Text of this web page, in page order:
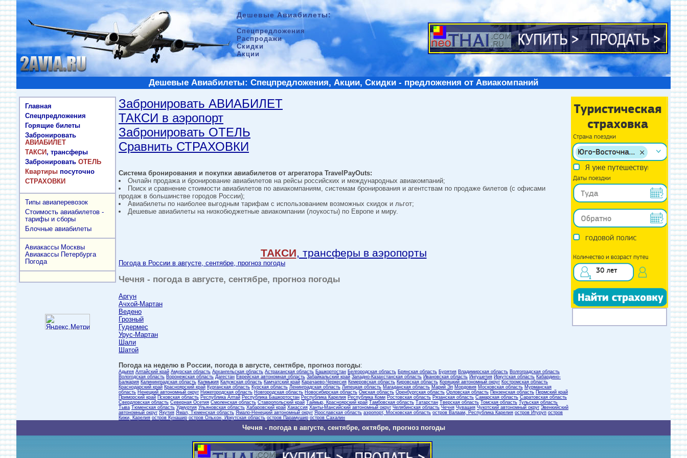
Дешевые Авиабилеты:
Спецпредложения
Распродажи
Скидки
Акции
Дешевые Авиабилеты: Спецпредложения, Акции, Скидки - предложения от Авиакомпаний
Главная
Спецпредложения
Горящие билеты
Забронировать
АВИАБИЛЕТ
ТАКСИ, трансферы
Забронировать ОТЕЛЬ
Квартиры посуточно
СТРАХОВКИ
Типы авиаперевозок
Стоимость авиабилетов -
тарифы и сборы
Блочные авиабилеты
Авиакассы Москвы
Авиакассы Петербурга
Погода
Забронировать АВИАБИЛЕТ
ТАКСИ в аэропорт
Забронировать ОТЕЛЬ
Сравнить СТРАХОВКИ
Система бронирования и покупки авиабилетов от агрегатора TravelPayOuts:
Онлайн продажа и бронирование авиабилетов на рейсы российских и международных авиакомпаний;
Поиск и сравнение стоимости авиабилетов по авиакомпаниям, системам бронирования и агентствам по продаже билетов (с офисами
продаж в большинстве городов России);
Авиабилеты по наиболее выгодным тарифам с использованием возможных скидок и льгот;
Дешевые авиабилеты на низкобюджетные авиакомпании (лоукосты) по Европе и миру.
ТАКСИ, трансферы в аэропорты
Погода в России в августе, сентябре, прогноз погоды
Чечня - погода в августе, сентябре, прогноз погоды
Аргун
Ачхой-Мартан
Ведено
Грозный
Гудермес
Урус-Мартан
Шали
Шатой
Погода на неделю в России, погода в августе, сентябре, прогноз погоды:
Адыгея Алтайский край Амурская область Архангельская область Астраханская область Башкортостан Белгородская область Брянская область Бурятия Владимирская область Волгоградская область
Вологодская область Воронежская область Дагестан Еврейская автономная область Забайкальский край Западно-Казахстанская область Ивановская область Ингушетия Иркутская область Кабардино-
Балкария Калининградская область Калмыкия Калужская область Камчатский край Карачаево-Черкесия Кемеровская область Кировская область Коряцкий автономный округ Костромская область
Краснодарский край Красноярский край Курганская область Курская область Ленинградская область Липецкая область Магаданская область Марий Эл Мордовия Московская область Мурманская
область Ненецкий автономный округ Нижегородская область Новгородская область Новосибирская область Омская область Оренбургская область Орловская область Пензенская область Пермский край
Приморский край Псковская область Республика Алтай Республика Башкортостан Республика Карелия Республика Коми Ростовская область Рязанская область Самарская область Саратовская область
Свердловская область Северная Осетия Смоленская область Ставропольский край Таймыр, Красноярский край Тамбовская область Татарстан Тверская область Томская область Тульская область
Тыва Тюменская область Удмуртия Ульяновская область Хабаровский край Хакассия Ханты-Мансийский автономный округ Челябинская область Чечня Чувашия Чукотский автономный округ Эвенкийский
автономный округ Якутия Ямал, Тюменская область Ямало-Ненецкий автономный округ Ярославская область аэропорт, Московская область остров Валаам, Республика Карелия остров Итуруп остров
Кижи, Карелия остров Кунашир остров Ольхон, Иркутская область остров Парамушир остров Сахалин
Чечня - погода в августе, сентябре, октябре, прогноз погоды